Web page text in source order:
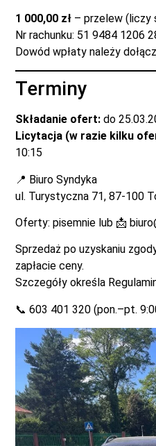
1 000,00 zł – przelew (liczy
Nr rachunku: 51 9484 1206
Dowód wpłaty należy
Terminy
Składanie ofert: do
Licytacja (w razie kilku
10:15
📍 Biuro Syndyka
ul. Turystyczna 71, 87-100
Oferty: pisemnie lub 📩
Sprzedaż po uzyskaniu
zapłacie ceny.
Szczegóły określa
📞 603 401 320 (pon.–pt.